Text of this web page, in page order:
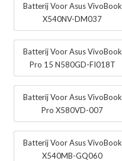
Batterij Voor Asus VivoBook
X540NV-DM037
Batterij Voor Asus VivoBook
Pro 15 N580GD-FI018T
Batterij Voor Asus VivoBook
Pro X580VD-007
Batterij Voor Asus VivoBook
X540MB-GQ060